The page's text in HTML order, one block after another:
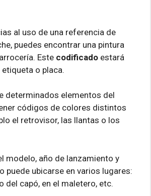
al uso de una referencia de
puedes encontrar una pintura
Este codificado estará
o placa.
determinados elementos del
códigos de colores distintos
el retrovisor, las llantas o los
modelo, año de lanzamiento y
puede ubicarse en varios lugares:
del capó, en el maletero, etc.